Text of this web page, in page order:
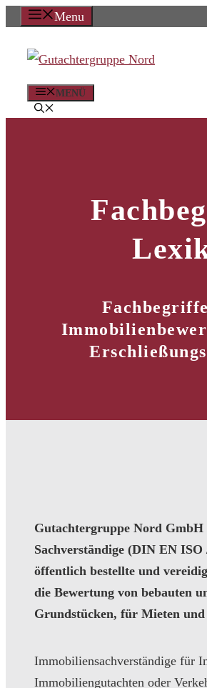
Zum
springen
Menu
MENÜ
Gutachtergruppe Nord
Sachverständige (DIN EN
öffentlich bestellte und
die Bewertung von bebauten
Grundstücken, für Mieten und
Immobiliensachverständige für
Immobiliengutachten oder